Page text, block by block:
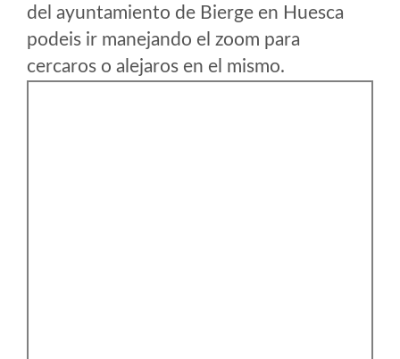
del ayuntamiento de Bierge en Huesca
podeis ir manejando el zoom para
cercaros o alejaros en el mismo.